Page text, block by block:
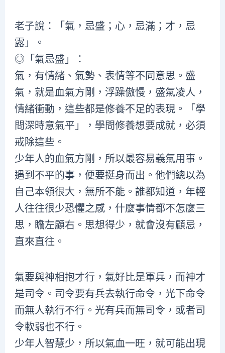
老子說：「氣，忌盛；心，忌滿；才，忌
露」。
◎「氣忌盛」：
氣，有情緒、氣勢、表情等不同意思。盛
氣，就是血氣方剛，浮躁傲慢，盛氣凌人，
情緒衝動，這些都是修養不足的表現。「學
問深時意氣平」，學問修養想要成就，必須
戒除這些。
少年人的血氣方剛，所以最容易義氣用事。
遇到不平的事，便要挺身而出。他們總以為
自己本領很大，無所不能。誰都知道，年輕
人往往很少恐懼之感，什麼事情都不怎麼三
思，瞻左顧右。思想得少，就會沒有顧忌，
直來直往。
氣要與神相抱才行，氣好比是軍兵，而神才
是司令。司令要有兵去執行命令，光下命令
而無人執行不行。光有兵而無司令，或者司
令軟弱也不行。
少年人智慧少，所以氣血一旺，就可能出現